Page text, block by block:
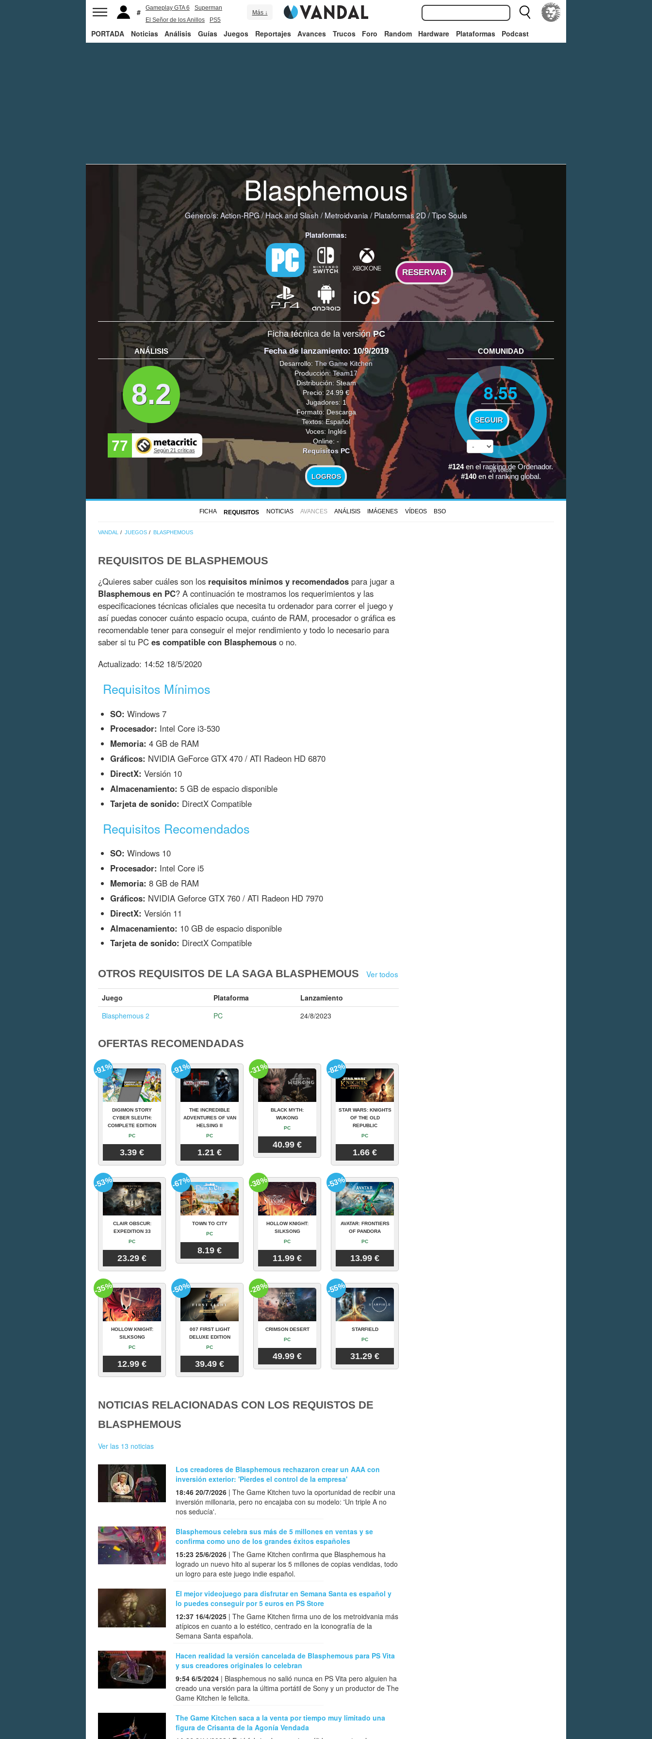
Gameplay GTA 6
Superman
El Señor de los Anillos
PS5
Más ↓
PORTADA Noticias Análisis Guías Juegos Reportajes Avances Trucos Foro Random Hardware Plataformas Podcast
Blasphemous
Género/s:Action-RPG/Hack and Slash /Metroidvania /Plataformas 2D/Tipo Souls
Plataformas:
RESERVAR
Ficha técnica de la versiónPC
ANÁLISIS
8.2
77 Según 21 críticas
Fecha de lanzamiento: 10/9/2019
Desarrollo: The Game Kitchen
Producción:Team17
Distribución: Steam
Precio: 24.99 €
Jugadores: 1
Formato: Descarga
Textos: Español
Voces: Inglés
Online: -
Requisitos PC
LOGROS
COMUNIDAD
8.55
SEGUIR
26votos
#124en el ranking de Ordenador.
#140en el ranking global .
FICHA REQUISITOS NOTICIAS AVANCES ANÁLISIS IMÁGENES VÍDEOS BSO
VANDAL JUEGOS BLASPHEMOUS
REQUISITOS DE BLASPHEMOUS
¿Quieres saber cuáles son los requisitos mínimos y recomendados para jugar a
Blasphemous en PC? A continuación te mostramos los requerimientos y las
especificaciones técnicas oficiales que necesita tu ordenador para correr el juego y
así puedas conocer cuánto espacio ocupa, cuánto de RAM, procesador o gráfica es
recomendable tener para conseguir el mejor rendimiento y todo lo necesario para
saber si tu PC es compatible con Blasphemous o no.
Actualizado: 14:52 18/5/2020
Requisitos Mínimos
SO: Windows 7
Procesador: Intel Core i3-530
Memoria: 4 GB de RAM
Gráficos: NVIDIA GeForce GTX 470 / ATI Radeon HD 6870
DirectX: Versión 10
Almacenamiento: 5 GB de espacio disponible
Tarjeta de sonido: DirectX Compatible
Requisitos Recomendados
SO: Windows 10
Procesador: Intel Core i5
Memoria: 8 GB de RAM
Gráficos: NVIDIA Geforce GTX 760 / ATI Radeon HD 7970
DirectX: Versión 11
Almacenamiento: 10 GB de espacio disponible
Tarjeta de sonido: DirectX Compatible
OTROS REQUISITOS DE LA SAGA BLASPHEMOUS Ver todos
Juego Plataforma
Lanzamiento
Blasphemous 2
PC 24/8/2023
OFERTAS RECOMENDADAS
DIGIMON STORY
CYBER SLEUTH:
COMPLETE EDITION
PC
3.39 €
-91%
THE INCREDIBLE
ADVENTURES OF VAN
HELSING II
PC
1.21 €
-91%
BLACK MYTH:
WUKONG
PC
40.99 €
-31%
STAR WARS: KNIGHTS
OF THE OLD
REPUBLIC
PC
1.66 €
-82%
CLAIR OBSCUR:
EXPEDITION 33
PC
23.29 €
-53%
TOWN TO CITY
PC
8.19 €
-67%
HOLLOW KNIGHT:
SILKSONG
PC
11.99 €
-38%
AVATAR: FRONTIERS
OF PANDORA
PC
13.99 €
-53%
HOLLOW KNIGHT:
SILKSONG
PC
12.99 €
-35%
007 FIRST LIGHT
DELUXE EDITION
PC
39.49 €
-50%
CRIMSON DESERT
PC
49.99 €
-28%
STARFIELD
PC
31.29 €
-55%
NOTICIAS RELACIONADAS CON LOS REQUISTOS DE
BLASPHEMOUS
Ver las 13 noticias
Los creadores de Blasphemous rechazaron crear un AAA con
inversión exterior: 'Pierdes el control de la empresa'
18:46 20/7/2026 | The Game Kitchen tuvo la oportunidad de recibir una
inversión millonaria, pero no encajaba con su modelo: 'Un triple A no
nos seducía'.
Blasphemous celebra sus más de 5 millones en ventas y se
confirma como uno de los grandes éxitos españoles
15:23 25/6/2026 | The Game Kitchen confirma que Blasphemous ha
logrado un nuevo hito al superar los 5 millones de copias vendidas, todo
un logro para este juego indie español.
El mejor videojuego para disfrutar en Semana Santa es español y
lo puedes conseguir por 5 euros en PS Store
12:37 16/4/2025 | The Game Kitchen firma uno de los metroidvania más
atípicos en cuanto a lo estético, centrado en la iconografía de la
Semana Santa española.
Hacen realidad la versión cancelada de Blasphemous para PS Vita
y sus creadores originales lo celebran
9:54 6/5/2024 | Blasphemous no salió nunca en PS Vita pero alguien ha
creado una versión para la última portátil de Sony y un productor de The
Game Kitchen le felicita.
The Game Kitchen saca a la venta por tiempo muy limitado una
figura de Crisanta de la Agonía Vendada